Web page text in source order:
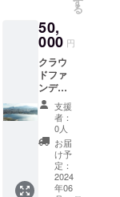
欄に掲
載を希
るお名
前をご
記入く
ださ
い。
さ４２
cm×幅
３５
cm×奥
行１７
ｃｍ
（大会
プログ
ラム冊
子を１
部送付
しま
す） 掲
載方
法：選
手に配
られる
大会プ
ログラ
ム冊子
る
50,
000 円
クラウ
ドファ
ンディ
ングス
ポン
サー
（シル
バー）
お礼
メッ
セージ
支援
者：
0人
お届
け予
定：
2024
年06